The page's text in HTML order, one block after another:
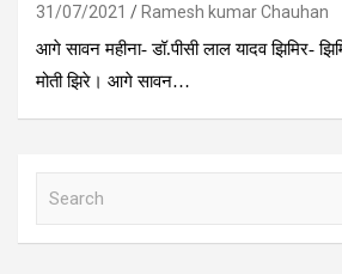
31/07/2021
Ramesh kumar Chauhan
आगे सावन महीना- डॉ.पीसी लाल यादव झिमिर-
मोती झिरे। आगे सावन…